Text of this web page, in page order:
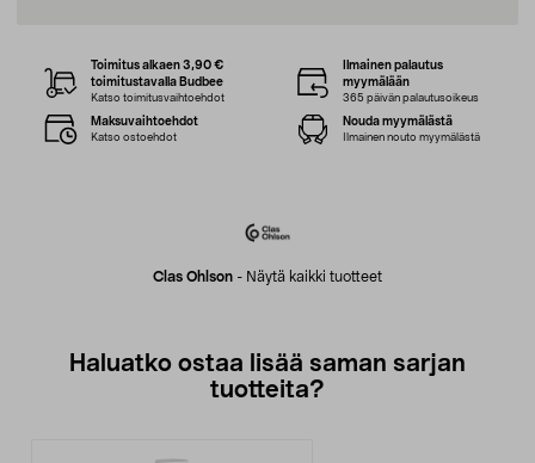
Clas Ohlson - Näytä kaikki tuotteet
Toimitus alkaen 3,90 €
toimitustavalla Budbee
Katso toimitusvaihtoehdot
Ilmainen palautus
myymälään
365 päivän palautusoikeus
Maksuvaihtoehdot
Katso ostoehdot
Nouda myymälästä
Ilmainen nouto myymälästä
Haluatko ostaa lisää saman sarjan
tuotteita?